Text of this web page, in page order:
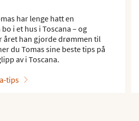
har lenge hatt en
i et hus i Toscana – og
året han gjorde drømmen til
du Tomas sine beste tips på
av i Toscana.
tips